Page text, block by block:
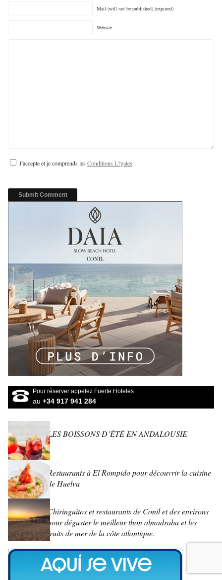
Mail (will not be published) (required)
Website
J'accepte et je comprends les Conditions L?gales
Pour réserver appelez Fuerte Hoteles
au +34 917 941 284
LES BOISSONS D’ÉTÉ EN ANDALOUSIE
Restaurants à El Rompido pour découvrir la cuisine
de Huelva
Chiringuitos et restaurants de Conil et des environs
pour déguster le meilleur thon almadraba et les
fruits de mer de la côte atlantique.